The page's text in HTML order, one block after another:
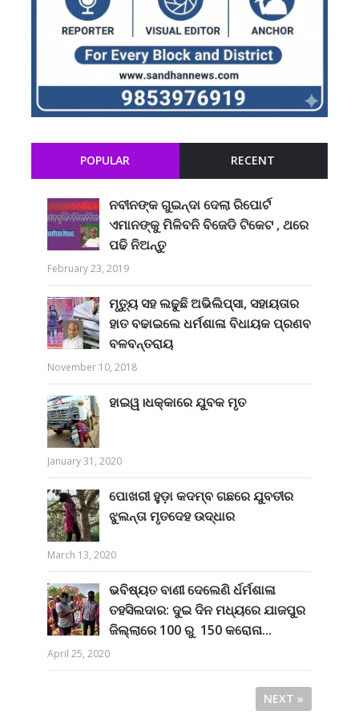
POPULAR RECENT
ନବୀନଙ୍କ ଗୁଇନ୍ଦା ଦେଲା ରିପୋର୍ଟ
ଏମାନଙ୍କୁ ମିଳିବନି ବିଜେଡି ଟିକେଟ , ଥରେ
ପଢି ନିଅନ୍ତୁ
February 23, 2019
ମୃତ୍ୟୁ ସହ ଲଢୁଛି ଅଭିଲିପ୍ସା, ସହାୟତାର
ହାତ ବଢାଇଲେ ଧର୍ମଶାଳା ବିଧାୟକ ପ୍ରଣବ
ବଳବନ୍ତରାୟ
November 10, 2018
ହାଇୱ।ଧକ୍କାରେ ଯୁବକ ମୃତ
January 31, 2020
ପୋଖରୀ ହୁଡ଼ା କଦମ୍ବ ଗଛରେ ଯୁବତୀର
ଝୁଲନ୍ତା ମୃତଦେହ ଉଦ୍ଧାର
March 13, 2020
ଭବିଷ୍ୟତ ବାଣୀ ଦେଲେଣି ର୍ଧର୍ମଶାଳା
ତହସିଲଦାର: ଦୁଇ ଦିନ ମଧ୍ୟରେ ଯାଜପୁର
ଜିଲ୍ଲାରେ 100 ରୁ 150 କରୋନା...
April 25, 2020
NEXT »